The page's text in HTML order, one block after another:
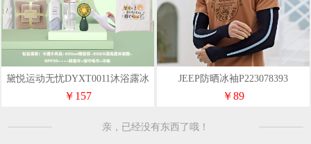
黛悦运动无忧DYXT0011沐浴露冰
袖
￥157
JEEP防晒冰袖P223078393
￥89
亲，已经没有东西了哦！